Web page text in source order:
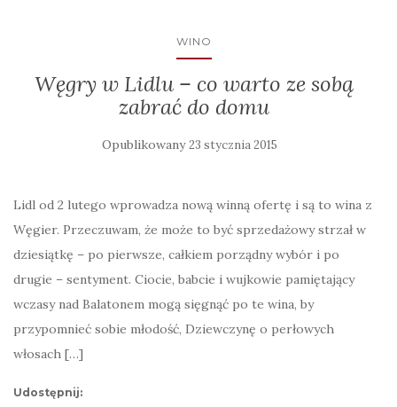
WINO
Węgry w Lidlu – co warto ze sobą
zabrać do domu
Opublikowany23 stycznia 2015
Lidl od 2 lutego wprowadza nową winną ofertę i są to wina z
Węgier. Przeczuwam, że może to być sprzedażowy strzał w
dziesiątkę – po pierwsze, całkiem porządny wybór i po
drugie – sentyment. Ciocie, babcie i wujkowie pamiętający
wczasy nad Balatonem mogą sięgnąć po te wina, by
przypomnieć sobie młodość, Dziewczynę o perłowych
włosach […]
Udostępnij: